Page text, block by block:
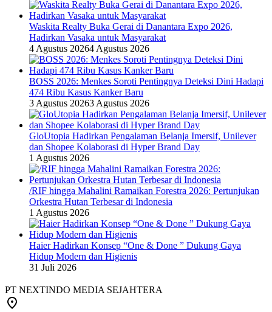
Waskita Realty Buka Gerai di Danantara Expo 2026,
Hadirkan Vasaka untuk Masyarakat
4 Agustus 20264 Agustus 2026
BOSS 2026: Menkes Soroti Pentingnya Deteksi Dini Hadapi
474 Ribu Kasus Kanker Baru
3 Agustus 20263 Agustus 2026
GloUtopia Hadirkan Pengalaman Belanja Imersif, Unilever
dan Shopee Kolaborasi di Hyper Brand Day
1 Agustus 2026
/RIF hingga Mahalini Ramaikan Forestra 2026: Pertunjukan
Orkestra Hutan Terbesar di Indonesia
1 Agustus 2026
Haier Hadirkan Konsep “One & Done ” Dukung Gaya
Hidup Modern dan Higienis
31 Juli 2026
PT NEXTINDO MEDIA SEJAHTERA